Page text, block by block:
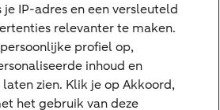
IP-adres en een versleuteld
relevanter te maken.
profiel op,
inhoud en
zien. Klik je op Akkoord,
het gebruik van deze